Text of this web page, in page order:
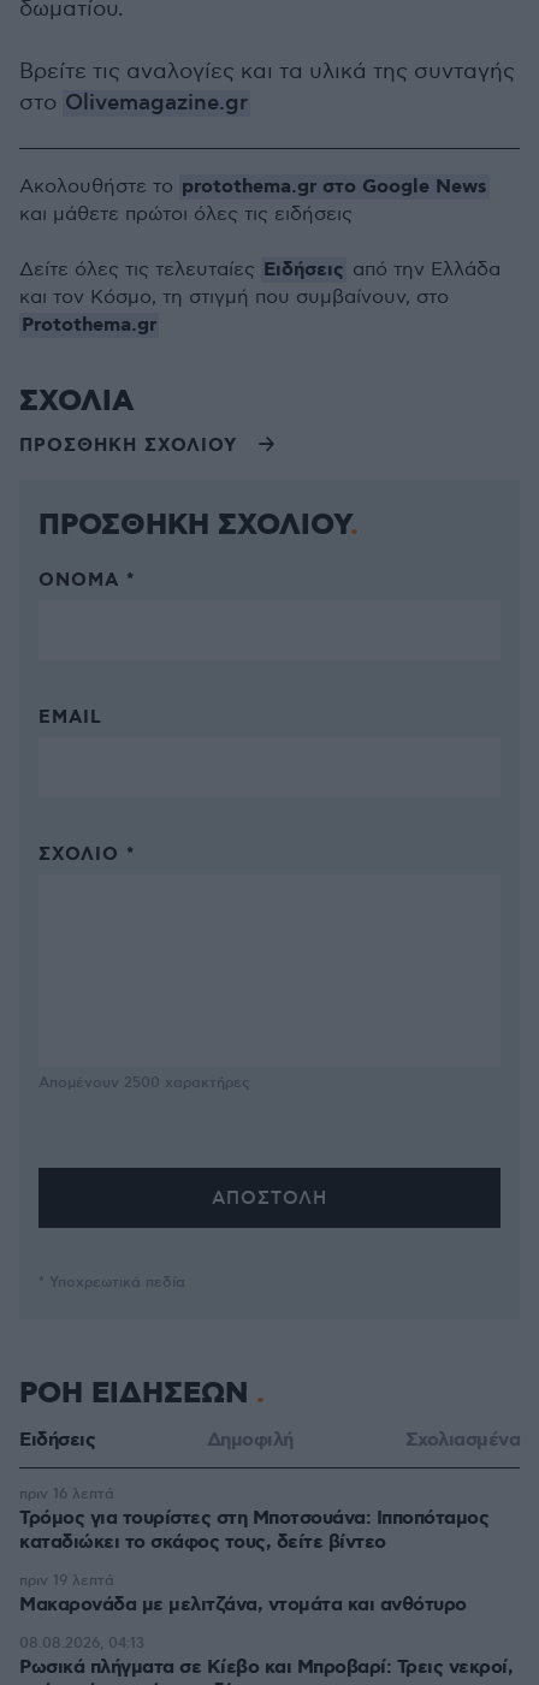
δωματίου.
Βρείτε τις αναλογίες και τα υλικά της συνταγής
στο Olivemagazine.gr
Ακολουθήστε το protothema.gr στο Google News
και μάθετε πρώτοι όλες τις ειδήσεις
Δείτε όλες τις τελευταίες Ειδήσεις από την Ελλάδα
και τον Κόσμο, τη στιγμή που συμβαίνουν, στο
Protothema.gr
ΣΧΟΛΙΑ
ΠΡΟΣΘΗΚΗ ΣΧΟΛΙΟΥ
ΠΡΟΣΘΗΚΗ ΣΧΟΛΙΟΥ
ΌΝΟΜΑ *
EMAIL
ΣΧΌΛΙΟ *
Απομένουν 2500 χαρακτήρες
* Υποχρεωτικά πεδία
ΡΟΗ ΕΙΔΗΣΕΩΝ
Ειδήσεις Δημοφιλή Σχολιασμένα
Τρόμος για τουρίστες στη Μποτσουάνα: Ιπποπόταμος
καταδιώκει το σκάφος τους, δείτε βίντεο
πριν 16 λεπτά
Μακαρονάδα με μελιτζάνα, ντομάτα και ανθότυρο
πριν 19 λεπτά
Ρωσικά πλήγματα σε Κίεβο και Μπροβαρί: Τρεις νεκροί,
08.08.2026, 04:13